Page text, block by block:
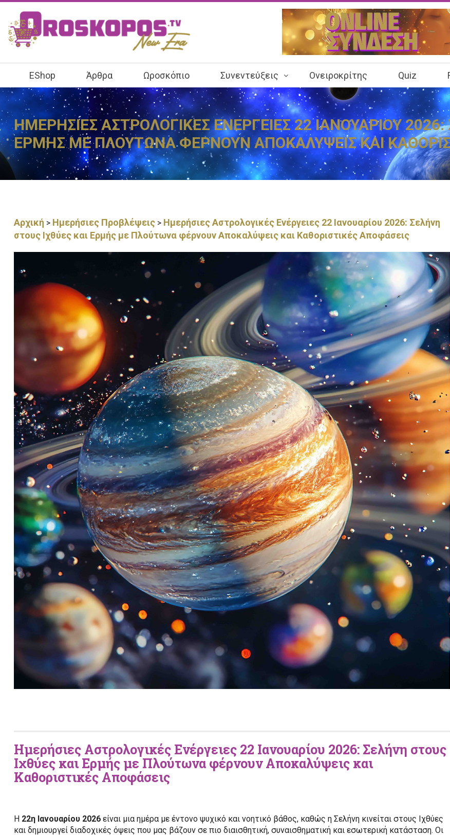
EShop Άρθρα Ωροσκόπιο Συνεντεύξεις Ονειροκρίτης Quiz
ΗΜΕΡΗΣΙΕΣ ΑΣΤΡΟΛΟΓΙΚΕΣ ΕΝΕΡΓΕΙΕΣ 22 ΙΑΝΟΥΑΡΙΟΥ
ΕΡΜΗΣ ΜΕ ΠΛΟΥΤΩΝΑ ΦΕΡΝΟΥΝ ΑΠΟΚΑΛΥΨΕΙΣ ΚΑΙ
Αρχική > Ημερήσιες Προβλέψεις > Ημερήσιες Αστρολογικές Ενέργειες 22 Ιανουαρίου 2026: Σελήνη
στους Ιχθύες και Ερμής με Πλούτωνα φέρνουν Αποκαλύψεις και Καθοριστικές Αποφάσεις
Ημερήσιες Αστρολογικές Ενέργειες 22 Ιανουαρίου 2026: Σελήνη στους
Ιχθύες και Ερμής με Πλούτωνα φέρνουν Αποκαλύψεις και
Καθοριστικές Αποφάσεις
Η 22η Ιανουαρίου 2026 είναι μια ημέρα με έντονο ψυχικό και νοητικό βάθος, καθώς η Σελήνη κινείται στους Ιχθύες
και δημιουργεί διαδοχικές όψεις που μας βάζουν σε πιο διαισθητική, συναισθηματική και εσωτερική κατάσταση. Οι